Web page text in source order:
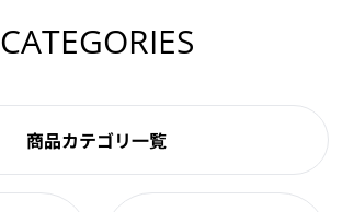
CATEGORIES
商品カテゴリ一覧